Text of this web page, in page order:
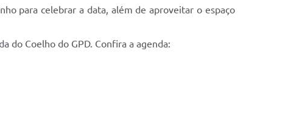
para celebrar a data, além de aproveitar o espaço
do Coelho do GPD. Confira a agenda: